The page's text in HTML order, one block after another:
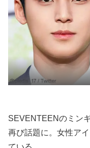
SEVENTEENのミン
再び話題に。女性ア